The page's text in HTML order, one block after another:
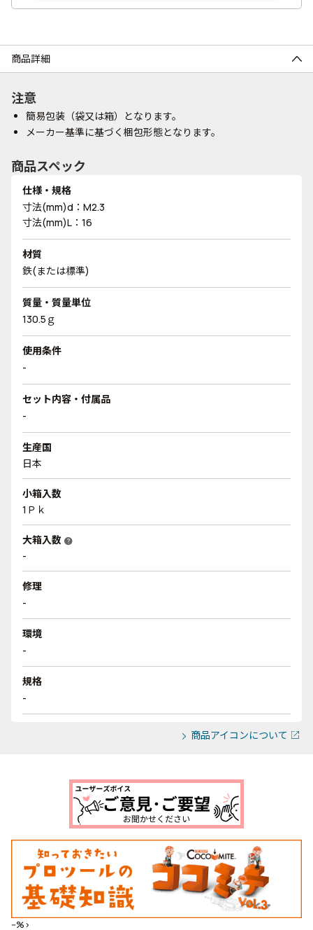
商品詳細
注意
簡易包装（袋又は箱）となります。
メーカー基準に基づく梱包形態となります。
商品スペック
仕様・規格
寸法(mm)d：M2.3
寸法(mm)L：16
材質
鉄(または標準)
質量・質量単位
130.5ｇ
使用条件
-
セット内容・付属品
-
生産国
日本
小箱入数
1Ｐｋ
大箱入数 help
-
修理
-
環境
-
規格
-
商品アイコンについて
--%>